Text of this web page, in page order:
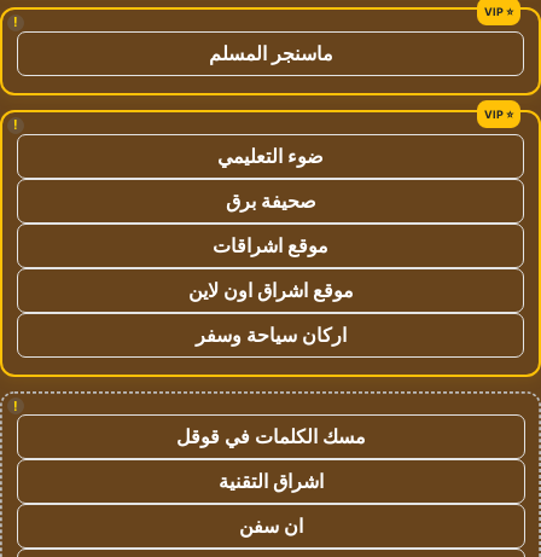
!
ماسنجر المسلم
!
ضوء التعليمي
صحيفة برق
موقع اشراقات
موقع اشراق اون لاين
اركان سياحة وسفر
!
مسك الكلمات في قوقل
اشراق التقنية
ان سفن